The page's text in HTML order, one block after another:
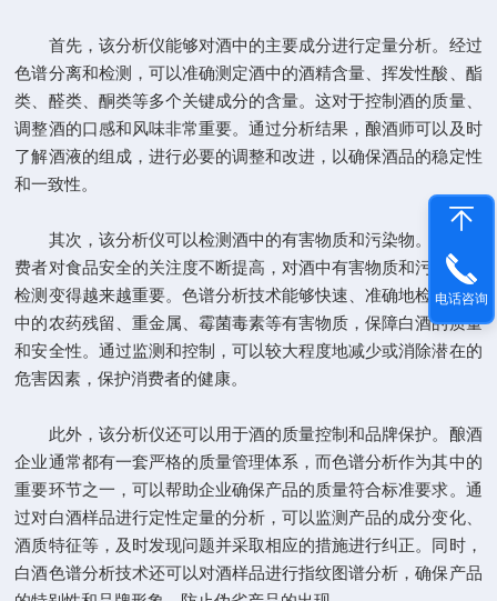
首先，该分析仪能够对酒中的主要成分进行定量分析。经过
色谱分离和检测，可以准确测定酒中的酒精含量、挥发性酸、酯
类、醛类、酮类等多个关键成分的含量。这对于控制酒的质量、
调整酒的口感和风味非常重要。通过分析结果，酿酒师可以及时
了解酒液的组成，进行必要的调整和改进，以确保酒品的稳定性
和一致性。
其次，该分析仪可以检测酒中的有害物质和污染物。随着消
费者对食品安全的关注度不断提高，对酒中有害物质和污染物的
检测变得越来越重要。色谱分析技术能够快速、准确地检测出酒
中的农药残留、重金属、霉菌毒素等有害物质，保障白酒的质量
和安全性。通过监测和控制，可以较大程度地减少或消除潜在的
危害因素，保护消费者的健康。
此外，该分析仪还可以用于酒的质量控制和品牌保护。酿酒
企业通常都有一套严格的质量管理体系，而色谱分析作为其中的
重要环节之一，可以帮助企业确保产品的质量符合标准要求。通
过对白酒样品进行定性定量的分析，可以监测产品的成分变化、
酒质特征等，及时发现问题并采取相应的措施进行纠正。同时，
白酒色谱分析技术还可以对酒样品进行指纹图谱分析，确保产品
电话咨询